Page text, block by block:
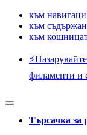
към
към
към
филаменти и
Търсачка за